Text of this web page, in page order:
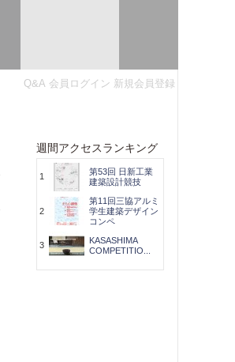
Q&A 会員ログイン 新規会員登録
週間アクセスランキング
1
第53回 日新工業
建築設計競技
2
第11回三協アルミ
学生建築デザイン
コンペ
3
KASASHIMA
COMPETITIO...